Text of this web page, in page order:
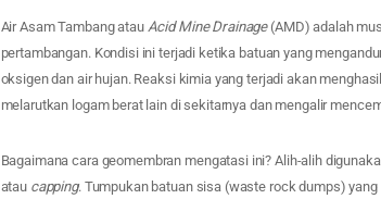
Air Asam Tambang atau Acid Mine Drainage(AMD) adalah
pertambangan. Kondisi ini terjadi ketika batuan yang
oksigen dan air hujan. Reaksi kimia yang terjadi akan
melarutkan logam berat lain di sekitarnya dan mengalir
Bagaimana cara geomembran mengatasi ini? Alih-alih
atau capping. Tumpukan batuan sisa (waste rock dumps)